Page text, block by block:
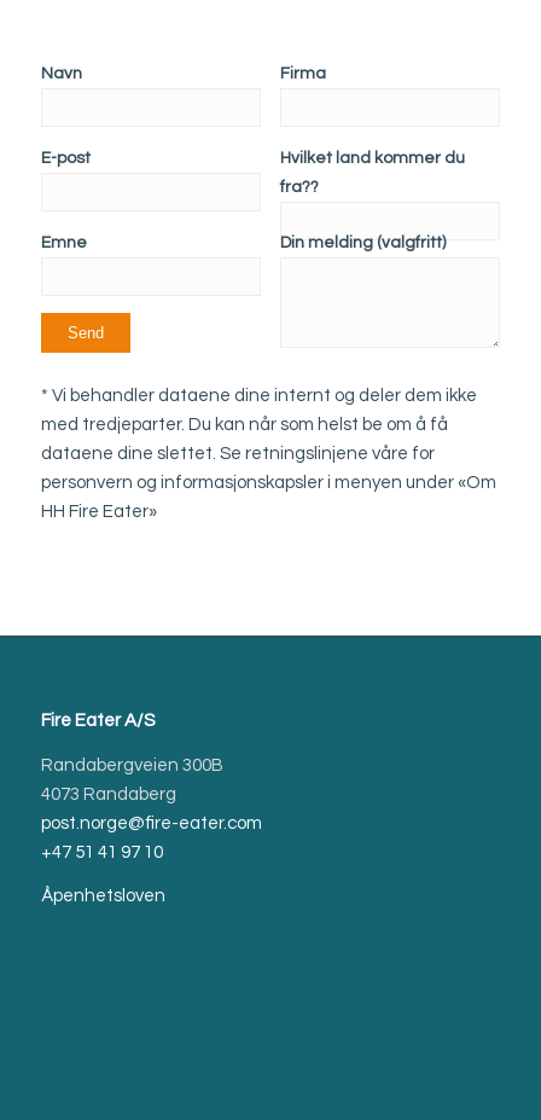
Navn Firma
E-post
Hvilket land kommer du
fra??
Emne Din melding (valgfritt)
* Vi behandler dataene dine internt og deler dem ikke
med tredjeparter. Du kan når som helst be om å få
dataene dine slettet. Se retningslinjene våre for
personvern og informasjonskapsler i menyen under «Om
HH Fire Eater»
Fire Eater A/S
Randabergveien 300B
4073 Randaberg
post.norge@fire-eater.com
+47 51 41 97 10
Åpenhetsloven